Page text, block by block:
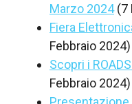
Marzo 2024 (7
Fiera
Febbraio 2024)
Scopri i
Febbraio 2024)